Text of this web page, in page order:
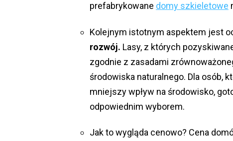
prefabrykowane domy szkieletowe
Kolejnym istotnym aspektem jest
rozwój. Lasy, z których
zgodnie z zasadami
środowiska naturalnego. Dla osób,
mniejszy wpływ na środowisko,
odpowiednim wyborem.
Jak to wygląda cenowo? Cena